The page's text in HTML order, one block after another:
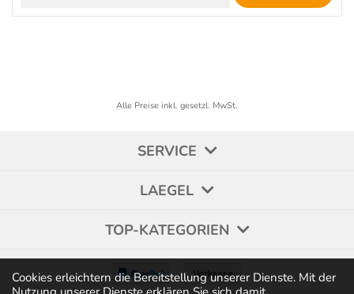
Cookies erleichtern die Bereitstellung unserer Dienste. Mit der
Alle Preise inkl. gesetzl. MwSt.
SERVICE
LAEGEL
TOP-KATEGORIEN